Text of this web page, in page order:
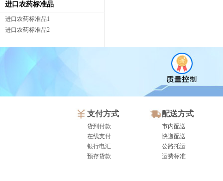
进口农药标准品
进口农药标准品1
进口农药标准品2
支付方式
货到付款
在线支付
银行电汇
预存货款
配送方式
市内配送
快递配送
公路托运
运费标准